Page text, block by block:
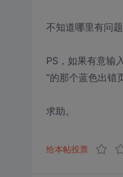
不知道哪里有问题
PS，如果有意
”的那个蓝色出错
求助。
给本帖投票